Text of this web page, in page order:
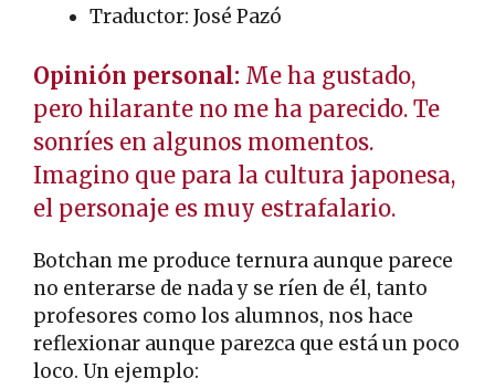
Traductor: José Pazó
Opinión personal: Me ha gustado,
pero hilarante no me ha parecido. Te
sonríes en algunos momentos.
Imagino que para la cultura japonesa,
el personaje es muy estrafalario.
Botchan me produce ternura aunque parece
no enterarse de nada y se ríen de él, tanto
profesores como los alumnos, nos hace
reflexionar aunque parezca que está un poco
loco. Un ejemplo: